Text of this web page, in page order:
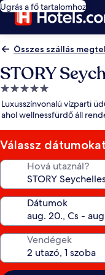
Ugrás a fő tartalomhoz
Összes szállás
STORY
5.0
csillagos
szálláshely
Luxusszínvonalú vízparti
ahol wellnessfürdő áll
Válassz
Hová utaznál?
Dátumok
Vendégek